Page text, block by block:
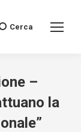
Cerca
–
la